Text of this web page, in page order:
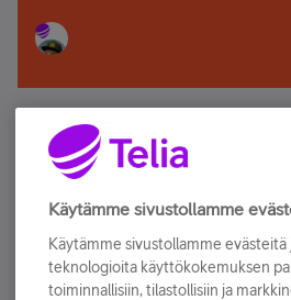
Älä jää paitsi – osallistu
Tilaa Telian uutiskirje ja olet
sähköpostiisi.
Käytämme sivustollamme
Käytämme sivustollamme evästeitä
teknologioita käyttökokemuksen
toiminnallisiin, tilastollisiin ja